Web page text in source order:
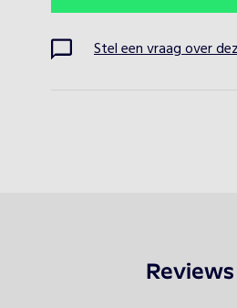
Stel een vraag over
Reviews